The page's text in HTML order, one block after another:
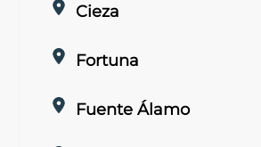
Cieza
Fortuna
Fuente Álamo